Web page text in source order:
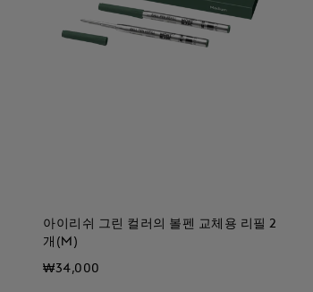
아이리쉬 그린 컬러의 볼펜 교체용 리필 2
개(M)
₩34,000